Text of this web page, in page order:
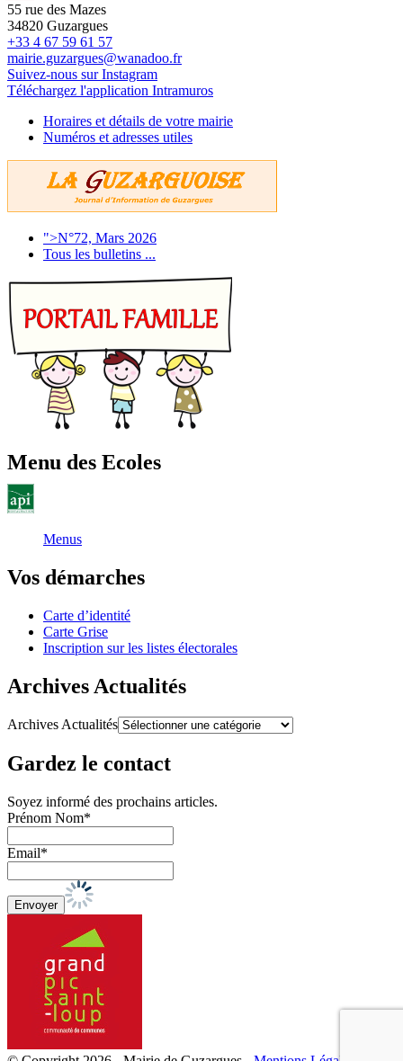
55 rue des Mazes
34820 Guzargues
+33 4 67 59 61 57
mairie.guzargues@wanadoo.fr
Suivez-nous sur Instagram
Téléchargez l'application Intramuros
Horaires et détails de votre mairie
Numéros et adresses utiles
">N°72, Mars 2026
Tous les bulletins ...
Menu des Ecoles
Menus
Vos démarches
Carte d’identité
Carte Grise
Inscription sur les listes électorales
Archives Actualités
Archives Actualités
Gardez le contact
Soyez informé des prochains articles.
Prénom Nom*
Email*